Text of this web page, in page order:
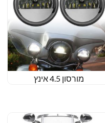
מורסון 4.5 אינץ